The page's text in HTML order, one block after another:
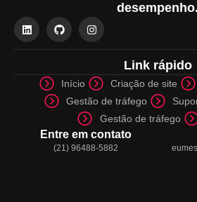
desempenho.
Link rápido
Início Criação de site
Gestão de tráfego
Gestão de tráfego
Entre em contato
(21) 96488-5882